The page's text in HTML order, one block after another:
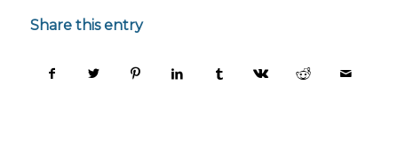
Share this entry